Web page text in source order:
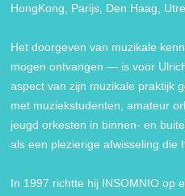
HongKong, Parijs, Den Haag,
Het doorgeven van muzikale
mogen ontvangen — is voor
aspect van zijn muzikale praktijk
met muziekstudenten, amateur
jeugd orkesten in binnen- en
als een plezierige afwisseling die
In 1997 richtte hij INSOMNIO op